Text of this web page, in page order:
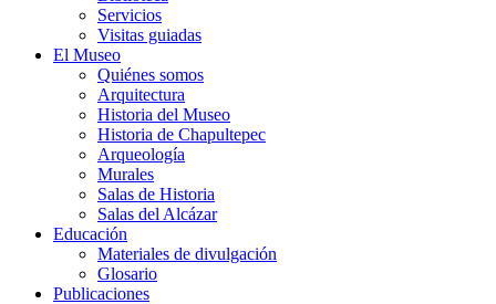
Servicios
Visitas guiadas
El Museo
Quiénes somos
Arquitectura
Historia del Museo
Historia de Chapultepec
Arqueología
Murales
Salas de Historia
Salas del Alcázar
Educación
Materiales de divulgación
Glosario
Publicaciones